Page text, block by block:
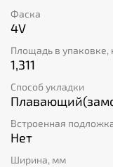
Фаска
4V
Площадь в упаковке,
1,311
Способ укладки
Встроенная
Нет
Ширина, мм